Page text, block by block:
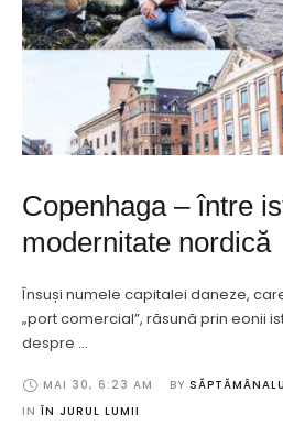
Copenhaga – între
modernitate nordică
Însuși numele capitalei daneze,
„port comercial”, răsună prin eonii
despre …
MAI 30, 6:23 AM BY
IN ÎN JURUL LUMII